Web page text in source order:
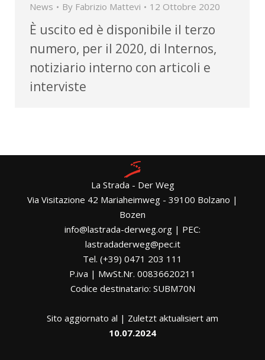
News By Fabrizio Mattevi 12 Ottobre 2020
È uscito ed è disponibile il terzo
numero, per il 2020, di Internos,
notiziario interno con articoli e
interviste
La Strada - Der Weg
Via Visitazione 42 Mariaheimweg - 39100 Bolzano |
Bozen
info@lastrada-derweg.org | PEC:
lastradaderweg@pec.it
Tel. (+39) 0471 203 111
P.iva | MwSt.Nr. 00836620211
Codice destinatario: SUBM70N
Sito aggiornato al | Zuletzt aktualisiert am
10.07.2024